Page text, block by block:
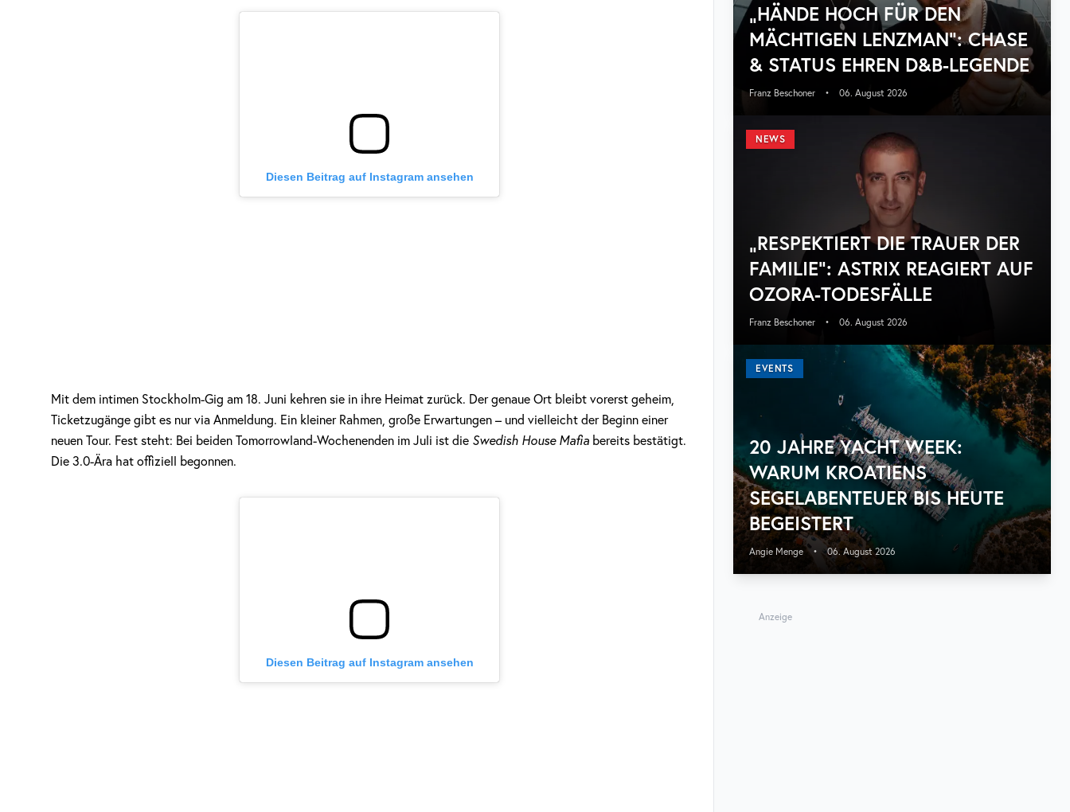
Diesen Beitrag auf Instagram ansehen
Mit dem intimen Stockholm-Gig am 18. Juni kehren sie in ihre Heimat zurück. Der genaue Ort bleibt vorerst geheim,
Ticketzugänge gibt es nur via Anmeldung. Ein kleiner Rahmen, große Erwartungen – und vielleicht der Beginn einer
neuen Tour. Fest steht: Bei beiden Tomorrowland-Wochenenden im Juli ist die Swedish House Mafia bereits bestätigt.
Die 3.0-Ära hat offiziell begonnen.
Diesen Beitrag auf Instagram ansehen
„HÄNDE HOCH FÜR DEN
MÄCHTIGEN LENZMAN“: CHASE
& STATUS EHREN D&B-LEGENDE
Franz Beschoner • 06. August 2026
NEWS
„RESPEKTIERT DIE TRAUER DER
FAMILIE“: ASTRIX REAGIERT AUF
OZORA-TODESFÄLLE
Franz Beschoner • 06. August 2026
EVENTS
20 JAHRE YACHT WEEK:
WARUM KROATIENS
SEGELABENTEUER BIS HEUTE
BEGEISTERT
Angie Menge • 06. August 2026
Anzeige